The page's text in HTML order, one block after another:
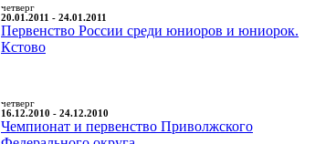
четверг
20.01.2011 - 24.01.2011
Первенство России среди юниоров и юниорок.
Кстово
четверг
16.12.2010 - 24.12.2010
Чемпионат и первенство Приволжского